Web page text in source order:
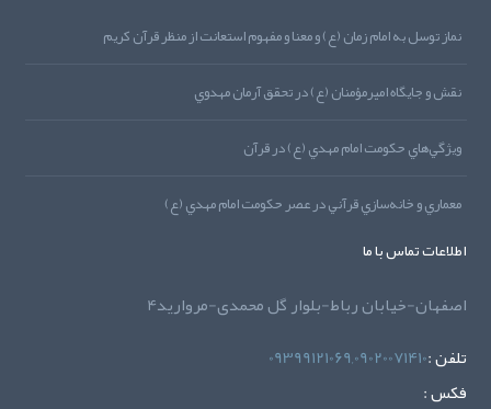
نماز توسل به امام زمان (ع) و معنا و مفهوم استعانت از منظر قرآن کريم
نقش و جايگاه اميرمؤمنان (ع) در تحقق آرمان مهدوي
ويژگي‌هاي حکومت امام مهدي (ع) در قرآن
معماري و خانه‌سازي قرآني در عصر حکومت امام مهدي (ع)
اطلاعات تماس با ما
اصفهان-خیابان رباط-بلوار گل محمدی-مروارید4
تلفن :09399121069,09020071410
فکس :